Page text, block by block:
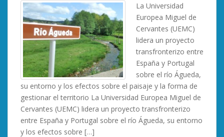
La Universidad
Europea Miguel de
Cervantes (UEMC)
lidera un proyecto
transfronterizo entre
España y Portugal
sobre el río Águeda,
su entorno y los efectos sobre el paisaje y la forma de
gestionar el territorio La Universidad Europea Miguel de
Cervantes (UEMC) lidera un proyecto transfronterizo
entre España y Portugal sobre el río Águeda, su entorno
y los efectos sobre […]